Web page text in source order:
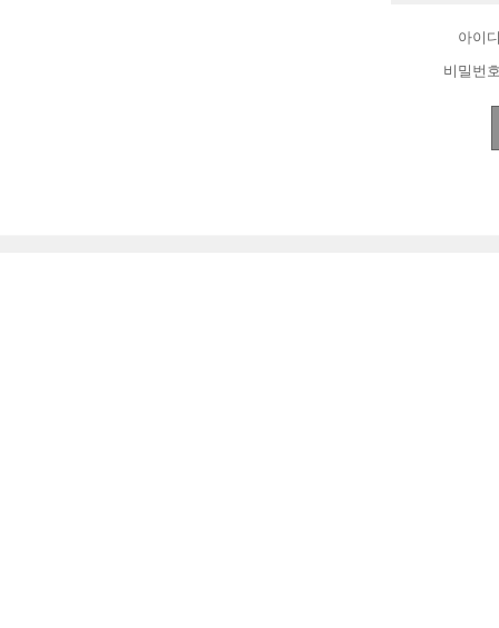
아이
비밀번